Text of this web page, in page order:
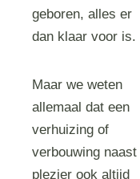
geboren, alles er
dan klaar voor is.
Maar we weten
allemaal dat een
verhuizing of
verbouwing naast
plezier ook altijd